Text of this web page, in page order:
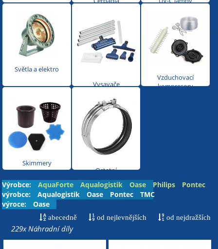
Světla a elektro
Vysavače
Vzduchovací
kompresory
Skimmery
Ostatní
Výrobce: AquaForte Aqualogistik Oase Philips
Pontec
TMC
XClear
výrobce: Aqualogistik Oase Pontec
TMC
výroce:
Oase
abecedně od nejlevnějších od nejdražších
229x Náhradní díly